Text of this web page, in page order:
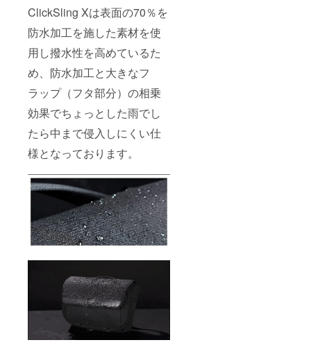
ClickSling Xは表面の70％を
防水加工を施した素材を使
用し撥水性を高めているた
め、防水加工と大きなフ
ラップ（フタ部分）の相乗
効果でちょっとした雨でし
たら中まで侵入しにくい仕
様となっております。